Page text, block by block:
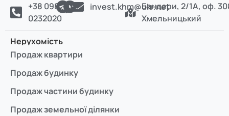
+38 098
0232020
invest.khm@ukr.netБандери, 2/1А, оф.
Хмельницький
Нерухомість
Продаж квартири
Продаж будинку
Продаж частини будинку
Продаж земельної ділянки